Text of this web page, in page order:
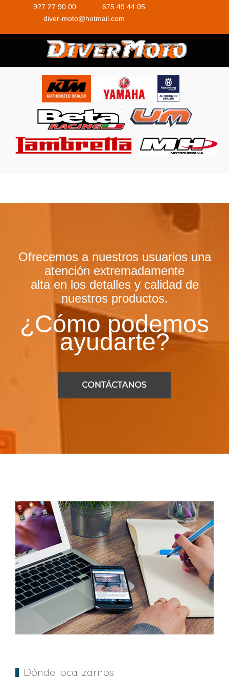
927 27 90 00
675 49 44 05
diver-moto@hotmail.com
Mobile Menu Toggle
Ofrecemos a nuestros usuarios una
atención extremadamente
alta en los detalles y calidad de
nuestros productos.
¿Cómo podemos
ayudarte?
Dónde localizarnos